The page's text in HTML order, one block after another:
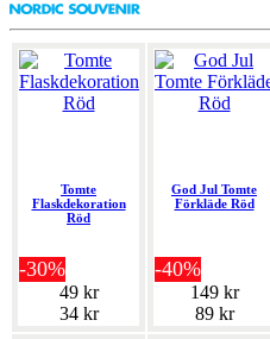
Tomte
Flaskdekoration
Röd
-30%
49 kr
34 kr
God Jul Tomte
Förkläde Röd
-40%
149 kr
89 kr